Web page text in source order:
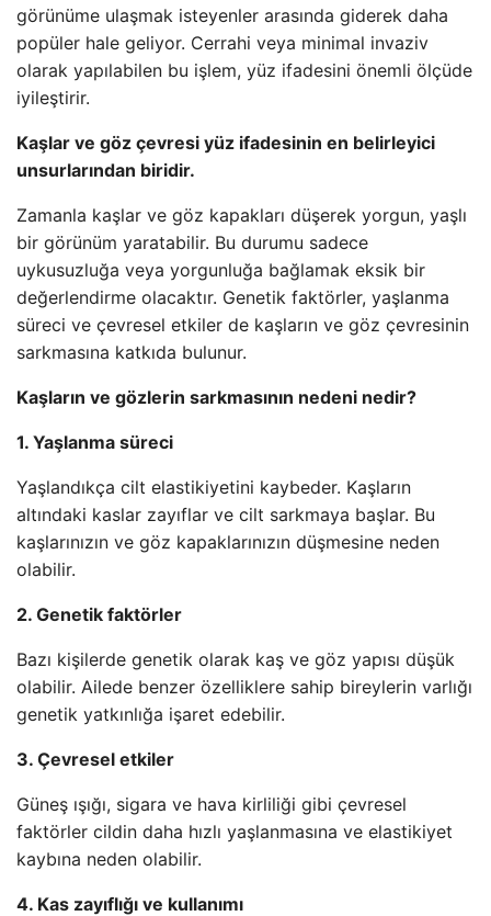
görünüme ulaşmak isteyenler arasında giderek daha
popüler hale geliyor. Cerrahi veya minimal invaziv
olarak yapılabilen bu işlem, yüz ifadesini önemli ölçüde
iyileştirir.
Kaşlar ve göz çevresi yüz ifadesinin en belirleyici
unsurlarından biridir.
Zamanla kaşlar ve göz kapakları düşerek yorgun, yaşlı
bir görünüm yaratabilir. Bu durumu sadece
uykusuzluğa veya yorgunluğa bağlamak eksik bir
değerlendirme olacaktır. Genetik faktörler, yaşlanma
süreci ve çevresel etkiler de kaşların ve göz çevresinin
sarkmasına katkıda bulunur.
Kaşların ve gözlerin sarkmasının nedeni nedir?
1. Yaşlanma süreci
Yaşlandıkça cilt elastikiyetini kaybeder. Kaşların
altındaki kaslar zayıflar ve cilt sarkmaya başlar. Bu
kaşlarınızın ve göz kapaklarınızın düşmesine neden
olabilir.
2. Genetik faktörler
Bazı kişilerde genetik olarak kaş ve göz yapısı düşük
olabilir. Ailede benzer özelliklere sahip bireylerin varlığı
genetik yatkınlığa işaret edebilir.
3. Çevresel etkiler
Güneş ışığı, sigara ve hava kirliliği gibi çevresel
faktörler cildin daha hızlı yaşlanmasına ve elastikiyet
kaybına neden olabilir.
4. Kas zayıflığı ve kullanımı